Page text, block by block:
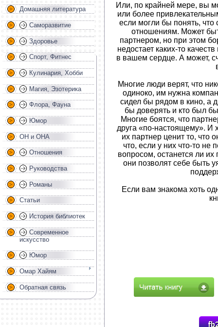
Домашняя литература
Саморазвитие
Здоровье
Спорт, Фитнес
Кулинария, Хобби
Магия, Эзотерика
Флора, Фауна
Юмор
ОН и ОНА
Отношения
Руководства
Романы
Статьи
История библиотек
Современное
искусство
Юмор
Омар Хайям
Обратная связь
Или, по крайней мере, вы
или более
если могли бы понять,
отношениям. Может
партнером, но при этом
недостает каких-то
в вашем сердце. А может,
Многие люди верят, что
одиноко, им нужна
сидел бы рядом в кино, а
бы доверять и кто был
Многие боятся, что
друга «по-настоящему». И
их партнер ценит то, что
что, если у них что-то не
вопросом, останется ли
они позволят себе быть
Если вам знакома хоть